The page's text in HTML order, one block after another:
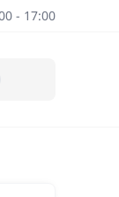
- 17:00